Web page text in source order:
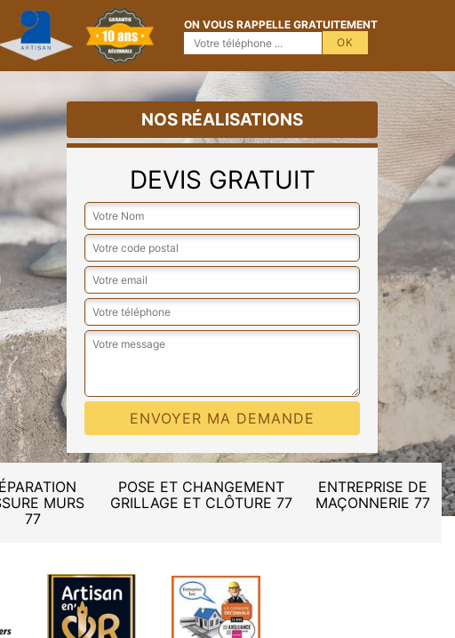
ON VOUS RAPPELLE GRATUITEMENT
NOS RÉALISATIONS
DEVIS GRATUIT
MURS
77
POSE ET CHANGEMENT
GRILLAGE ET CLÔTURE 77
ENTREPRISE DE
MAÇONNERIE 77